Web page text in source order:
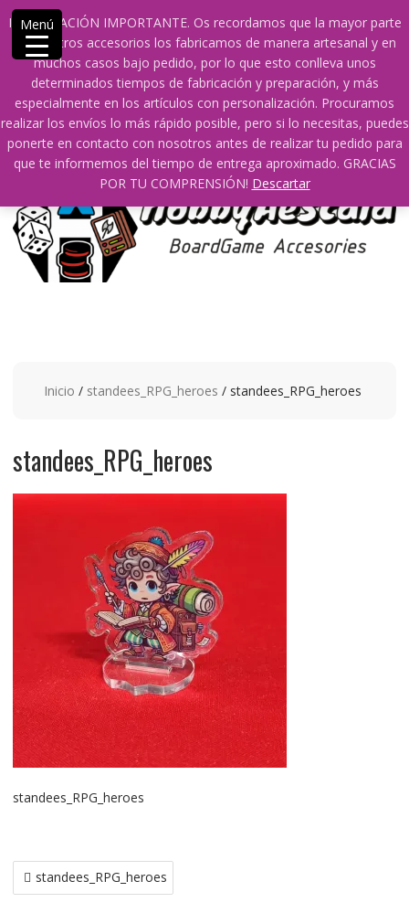
INFORMACIÓN IMPORTANTE. Os recordamos que la mayor parte
de nuestros accesorios los fabricamos de manera artesanal y en
muchos casos bajo pedido, por lo que esto conlleva unos
determinados tiempos de fabricación y preparación, y más
especialmente en los artículos con personalización. Procuramos
realizar los envíos lo más rápido posible, pero si lo necesitas, puedes
ponerte en contacto con nosotros antes de realizar tu pedido para
que te informemos del tiempo de entrega aproximado. GRACIAS
POR TU COMPRENSIÓN! Descartar
Saltar
contenido
609241475 SOLO DE 10:00 a 14:00
info@hobbyaescala.com
San Fernando de Henares
10:00 - 14:00
Mi cuenta
0 0
Inicio / standees_RPG_heroes / standees_RPG_heroes
standees_RPG_heroes
standees_RPG_heroes
Navegación
de
standees_RPG_heroes
Menú